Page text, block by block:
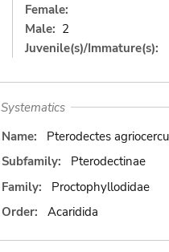
Female:
Male: 2
Juvenile(s)/Immature(s):
Systematics
Name:
Pterodectes
Subfamily:
Pterodectinae
Family:
Proctophyllodidae
Order:
Acaridida